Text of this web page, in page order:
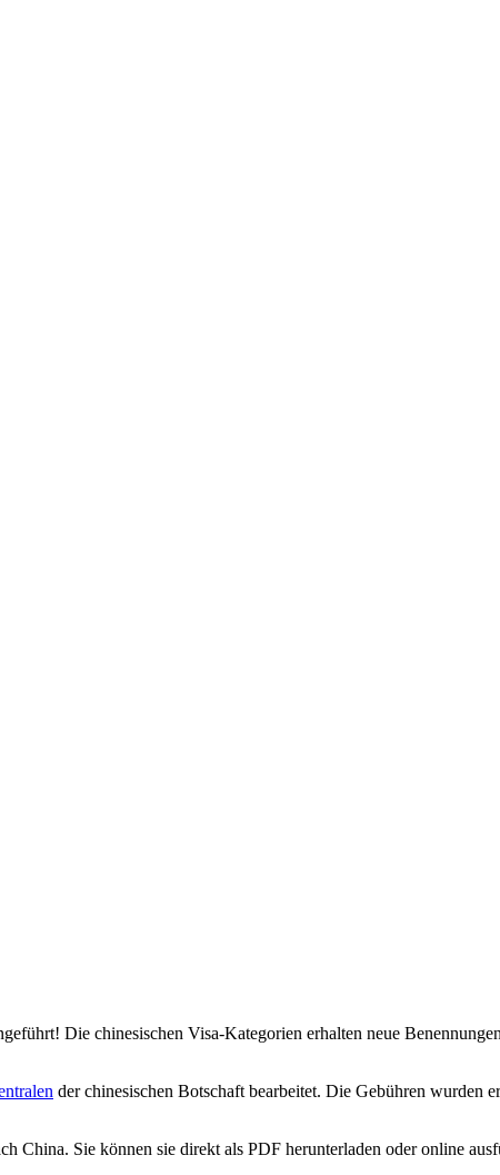
Die chinesischen Visa-Kategorien erhalten neue
der chinesischen Botschaft bearbeitet. Die Gebühren wurden
China. Sie können sie direkt als PDF herunterladen oder online